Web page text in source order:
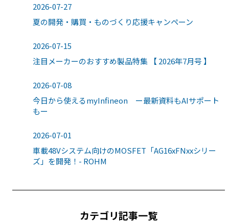
2026-07-27
夏の開発・購買・ものづくり応援キャンペーン
2026-07-15
注目メーカーのおすすめ製品特集 【 2026年7月号 】
2026-07-08
今日から使えるmyInfineon ー最新資料もAIサポート
もー
2026-07-01
車載48Vシステム向けのMOSFET「AG16xFNxxシリー
ズ」を開発！- ROHM
カテゴリ記事一覧